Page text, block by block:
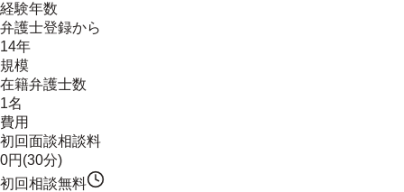
経験年数
弁護士登録から
14年
規模
在籍弁護士数
1名
費用
初回面談相談料
0円(30分)
初回相談無料